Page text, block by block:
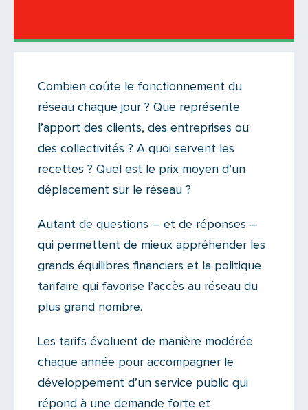
Il y a 3 commentaires sur cet article
Ajoutez le vôtre
Combien coûte le fonctionnement du
réseau chaque jour ? Que représente
l’apport des clients, des entreprises ou
des collectivités ? A quoi servent les
recettes ? Quel est le prix moyen d’un
déplacement sur le réseau ?
Autant de questions – et de réponses –
qui permettent de mieux appréhender les
grands équilibres financiers et la politique
tarifaire qui favorise l’accès au réseau du
plus grand nombre.
Les tarifs évoluent de manière modérée
chaque année pour accompagner le
développement d’un service public qui
répond à une demande forte et